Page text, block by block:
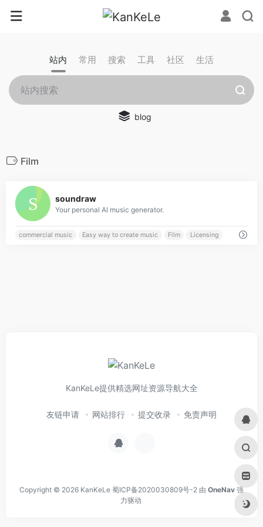
站内 常用 搜索 工具 社区 生活
blog
Film
soundraw
Your personal AI music generator.
commercial music Easy way to create music Film Licensing
KanKeLe提供精选网址资源导航大全
友链申请 网站排行 提交收录 免责声明
Copyright © 2026 KanKeLe 蜀ICP备2020030809号-2 由 OneNav 强
力驱动